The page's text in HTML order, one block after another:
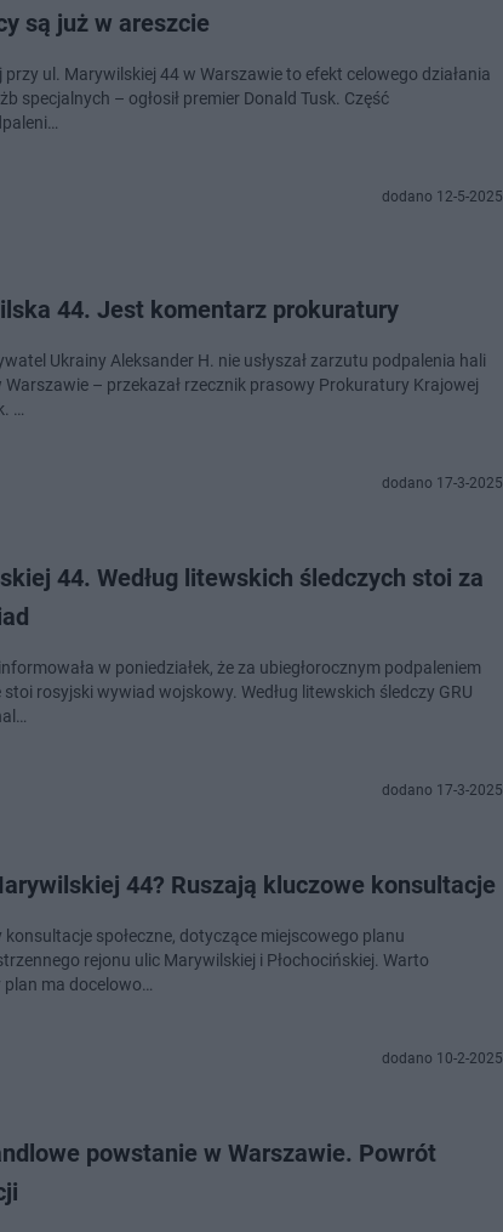
są już w areszcie
ul. Marywilskiej 44 w Warszawie to efekt celowego działania
specjalnych – ogłosił premier Donald Tusk. Część
dodano 12-5-2025
44. Jest komentarz prokuratury
Ukrainy Aleksander H. nie usłyszał zarzutu podpalenia hali
– przekazał rzecznik prasowy Prokuratury Krajowej
…
dodano 17-3-2025
44. Według litewskich śledczych stoi za
w poniedziałek, że za ubiegłorocznym podpaleniem
stoi rosyjski wywiad wojskowy. Według litewskich śledczy GRU
dodano 17-3-2025
44? Ruszają kluczowe konsultacje
konsultacje społeczne, dotyczące miejscowego planu
rejonu ulic Marywilskiej i Płochocińskiej. Warto
ma docelowo…
dodano 10-2-2025
powstanie w Warszawie. Powrót